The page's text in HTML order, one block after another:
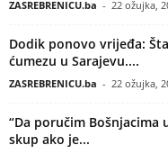
ZASREBRENICU.ba - 22 ožujka,
Dodik ponovo vrijeđa:
ćumezu u Sarajevu....
ZASREBRENICU.ba - 22 ožujka,
“Da poručim Bošnjacima
skup ako je...